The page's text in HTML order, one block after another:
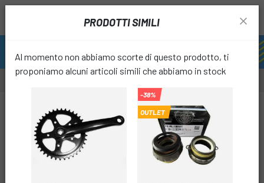
PRODOTTI SIMILI
Al momento non abbiamo scorte di questo prodotto, ti
proponiamo alcuni articoli simili che abbiamo in stock
-38%
OUTLET